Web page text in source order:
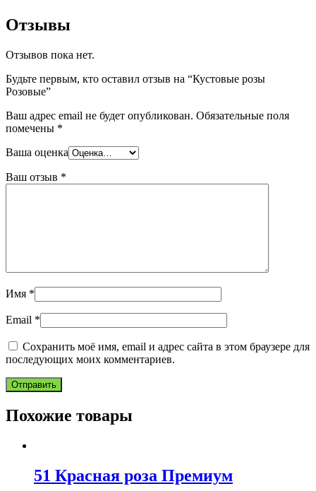
Отзывы
Отзывов пока нет.
Будьте первым, кто оставил отзыв на “Кустовые розы
Розовые”
Ваш адрес email не будет опубликован. Обязательные поля
помечены *
Ваша оценка
Ваш отзыв *
Имя *
Email *
Сохранить моё имя, email и адрес сайта в этом браузере для
последующих моих комментариев.
Похожие товары
51 Красная роза Премиум